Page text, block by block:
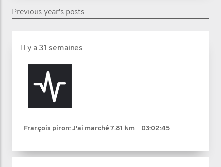
Previous year's posts
Il y a 31 semaines
François piron: J'ai marché 7.81 km 03:02:45